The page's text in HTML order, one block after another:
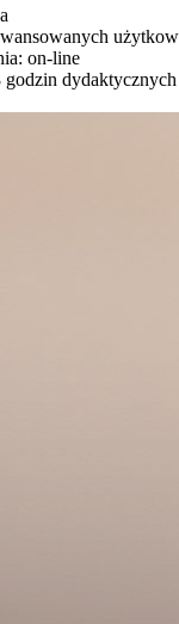
on-line
godzin dydaktycznych